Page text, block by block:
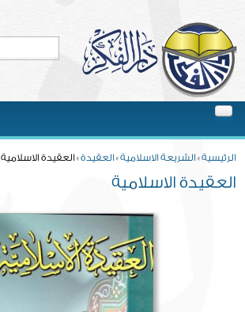
الرئيسية» الشريعة الاسلامية» العقيدة» العقيدة الاسلامية
العقيدة الاسلامية